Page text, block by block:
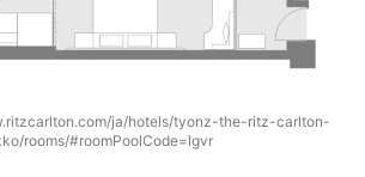
ja/hotels/tyonz-the-ritz-carlton-
rooms/#roomPoolCode=lgvr